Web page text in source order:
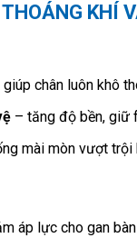
KHÍ
chân luôn khô
– tăng độ bền, giữ
mài mòn vượt
áp lực cho gan